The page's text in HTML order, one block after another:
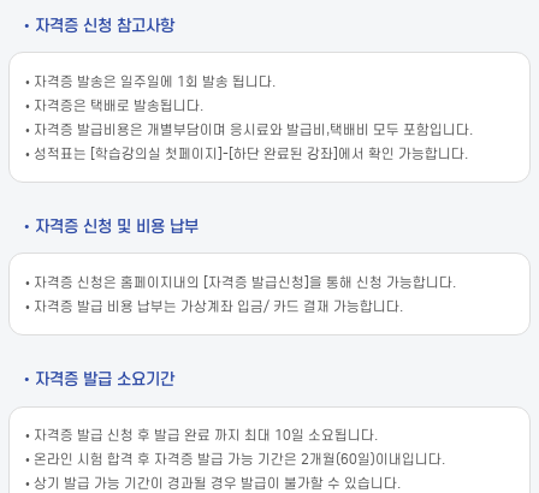
• 자격증 신청 참고사항
• 자격증 발송은 일주일에 1회 발송 됩니다.
• 자격증은 택배로 발송됩니다.
• 자격증 발급비용은 개별부담이며 응시료와 발급비,택배비 모두 포함입니다.
• 성적표는 [학습강의실 첫페이지]-[하단 완료된 강좌]에서 확인 가능합니다.
• 자격증 신청 및 비용 납부
• 자격증 신청은 홈페이지내의 [자격증 발급신청]을 통해 신청 가능합니다.
• 자격증 발급 비용 납부는 가상계좌 입금/ 카드 결재 가능합니다.
• 자격증 발급 소요기간
• 자격증 발급 신청 후 발급 완료 까지 최대 10일 소요됩니다.
• 온라인 시험 합격 후 자격증 발급 가능 기간은 2개월(60일)이내입니다.
• 상기 발급 가능 기간이 경과될 경우 발급이 불가할 수 있습니다.